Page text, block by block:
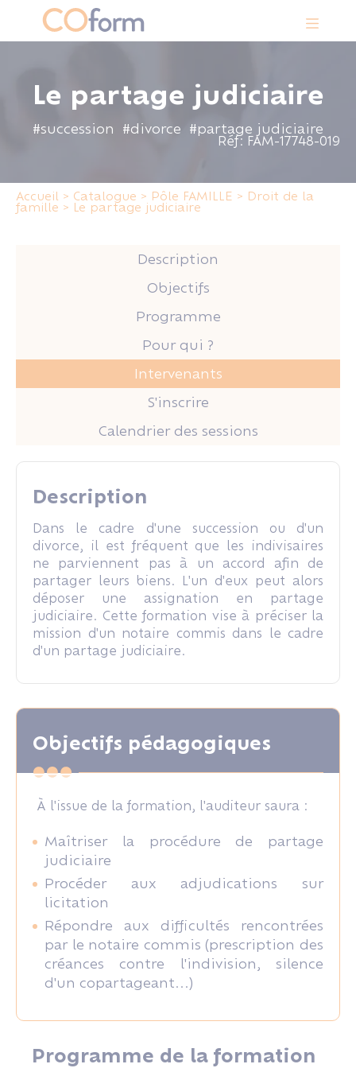
Le partage judiciaire
#succession #divorce #partage judiciaire
Réf: FAM-17748-019
Accueil > Catalogue > Pôle FAMILLE > Droit de la
famille > Le partage judiciaire
Description
Objectifs
Programme
Pour qui ?
Intervenants
S'inscrire
Calendrier des sessions
Description
Dans le cadre d'une succession ou d'un
divorce, il est fréquent que les indivisaires
ne parviennent pas à un accord afin de
partager leurs biens. L'un d'eux peut alors
déposer une assignation en partage
judiciaire. Cette formation vise à préciser la
mission d'un notaire commis dans le cadre
d'un partage judiciaire.
Objectifs pédagogiques
À l'issue de la formation, l'auditeur saura :
Maîtriser la procédure de partage
judiciaire
Procéder aux adjudications sur
licitation
Répondre aux difficultés rencontrées
par le notaire commis (prescription des
créances contre l'indivision, silence
d'un copartageant...)
Programme de la formation
Panneau de gestion des cookies